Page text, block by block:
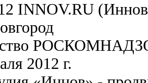
INNOV.RU
2012 г.